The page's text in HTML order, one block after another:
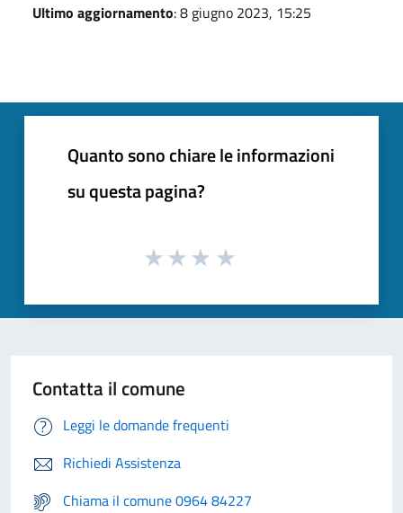
Ultimo aggiornamento: 8 giugno 2023, 15:25
Quanto sono chiare le informazioni
su questa pagina?
Contatta il comune
Leggi le domande frequenti
Richiedi Assistenza
Chiama il comune 0964 84227